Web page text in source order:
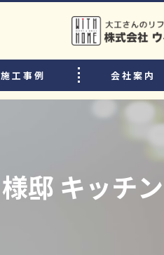
施工事例 会社案内
選ばれる理由
リフォームの流れ
邸 キッチ